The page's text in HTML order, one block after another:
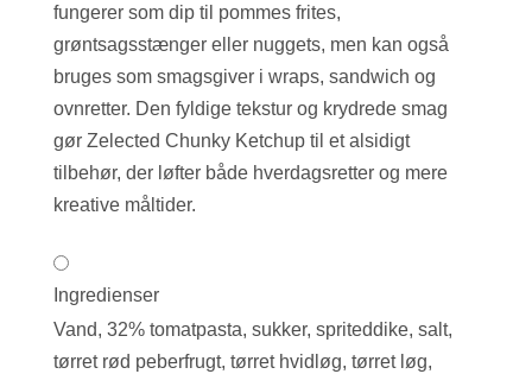
fungerer som dip til pommes frites,
grøntsagsstænger eller nuggets, men kan også
bruges som smagsgiver i wraps, sandwich og
ovnretter. Den fyldige tekstur og krydrede smag
gør Zelected Chunky Ketchup til et alsidigt
tilbehør, der løfter både hverdagsretter og mere
kreative måltider.
Ingredienser
Vand, 32% tomatpasta, sukker, spriteddike, salt,
tørret rød peberfrugt, tørret hvidløg, tørret løg,